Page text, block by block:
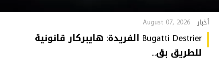
أخبار August 07, 2026
Bugatti Destrier الفريدة: هايبركار قانونية
للطريق بق...